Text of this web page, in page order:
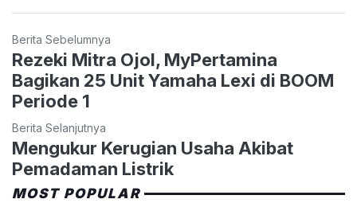
Berita Sebelumnya
Rezeki Mitra Ojol, MyPertamina
Bagikan 25 Unit Yamaha Lexi di BOOM
Periode 1
Berita Selanjutnya
Mengukur Kerugian Usaha Akibat
Pemadaman Listrik
MOST POPULAR